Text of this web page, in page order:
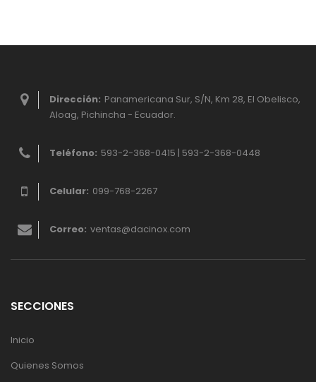
Dirección: Panamericana Sur, S/N, Km 28, El Obelisco,
Aloag, Pichincha - Ecuador.
Teléfono: 593-2-368-0415 | 593-2-368-0448
Celular: 099-768-2267
Correo: ventas@dacinox.com
SECCIONES
Inicio
Quienes Somos